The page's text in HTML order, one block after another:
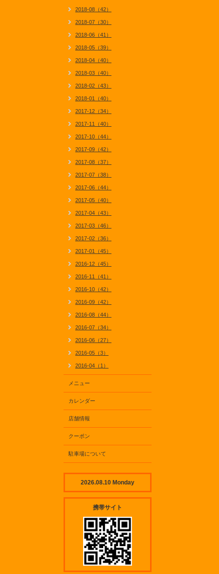
2018-08（42）
2018-07（30）
2018-06（41）
2018-05（39）
2018-04（40）
2018-03（40）
2018-02（43）
2018-01（40）
2017-12（34）
2017-11（40）
2017-10（44）
2017-09（42）
2017-08（37）
2017-07（38）
2017-06（44）
2017-05（40）
2017-04（43）
2017-03（46）
2017-02（36）
2017-01（45）
2016-12（45）
2016-11（41）
2016-10（42）
2016-09（42）
2016-08（44）
2016-07（34）
2016-06（27）
2016-05（3）
2016-04（1）
メニュー
カレンダー
店舗情報
クーポン
駐車場について
2026.08.10 Monday
携帯サイト